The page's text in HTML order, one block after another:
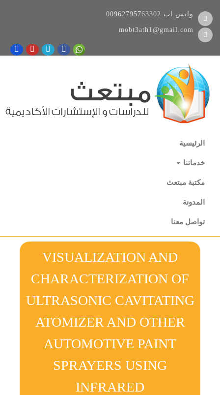
00962795763302 واتس اب
mobt3ath1@gmail.com
الرئيسية
خدماتنا
مكتبة مبتعث
المدونة
تواصل معنا
VISUALIZATION AND
CHARACTERIZATION OF
ULTRASONIC CAVITATING
ATOMIZER AND OTHER
AUTOMOTIVE PAINT
SPRAYERS USING
INFRARED